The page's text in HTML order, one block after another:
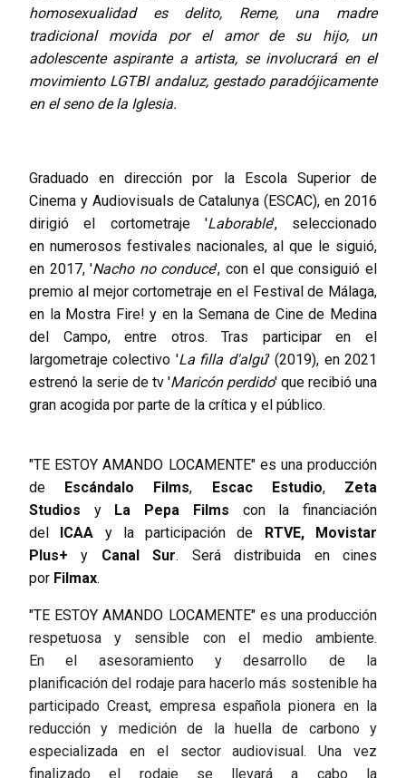
homosexualidad es delito, Reme, una madre
tradicional movida por el amor de su hijo, un
adolescente aspirante a artista, se involucrará en el
movimiento LGTBI andaluz, gestado paradójicamente
en el seno de la Iglesia.
Graduado en dirección por la Escola Superior de
Cinema y Audiovisuals de Catalunya (ESCAC), en 2016
dirigió el cortometraje 'Laborable', seleccionado
en numerosos festivales nacionales, al que le siguió,
en 2017, 'Nacho no conduce', con el que consiguió el
premio al mejor cortometraje en el Festival de Málaga,
en la Mostra Fire! y en la Semana de Cine de Medina
del Campo, entre otros. Tras participar en el
largometraje colectivo 'La filla d'algú' (2019), en 2021
estrenó la serie de tv 'Maricón perdido' que recibió una
gran acogida por parte de la crítica y el público.
"TE ESTOY AMANDO LOCAMENTE"es una producción
de Escándalo Films, Escac Estudio, Zeta
Studios y La Pepa Films con la financiación
del ICAA y la participación de RTVE, Movistar
Plus+ y Canal Sur. Será distribuida en cines
por Filmax.
"TE ESTOY AMANDO LOCAMENTE" es una producción
respetuosa y sensible con el medio ambiente.
En el asesoramiento y desarrollo de la
planificación del rodaje para hacerlo más sostenible ha
participado Creast, empresa española pionera en la
reducción y medición de la huella de carbono y
especializada en el sector audiovisual. Una vez
finalizado el rodaje se llevará a cabo la